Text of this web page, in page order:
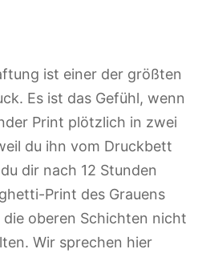
ist einer der größten
Es ist das Gefühl, wenn
Print plötzlich in zwei
du ihn vom Druckbett
dir nach 12 Stunden
Print des Grauens
die oberen Schichten nicht
Wir sprechen hier